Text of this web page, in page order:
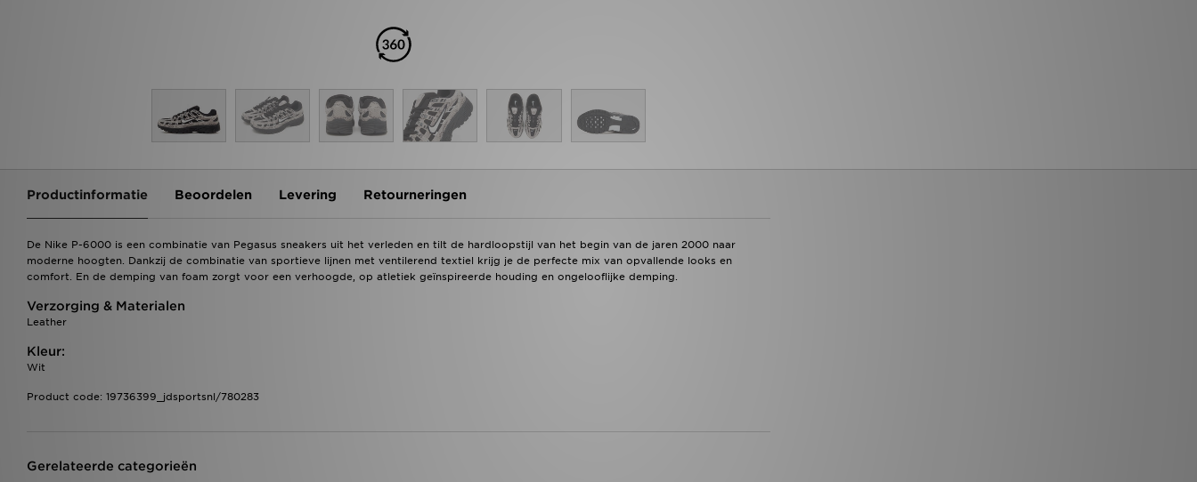
Productinformatie Beoordelen Levering Retourneringen
De Nike P-6000 is een combinatie van Pegasus sneakers uit het verleden en tilt de hardloopstijl van het begin van de jaren 2000 naar
moderne hoogten. Dankzij de combinatie van sportieve lijnen met ventilerend textiel krijg je de perfecte mix van opvallende looks en
comfort. En de demping van foam zorgt voor een verhoogde, op atletiek geïnspireerde houding en ongelooflijke demping.
Verzorging & Materialen
Leather
Kleur:
Wit
Product code: 19736399_jdsportsnl/780283
Gerelateerde categorieën